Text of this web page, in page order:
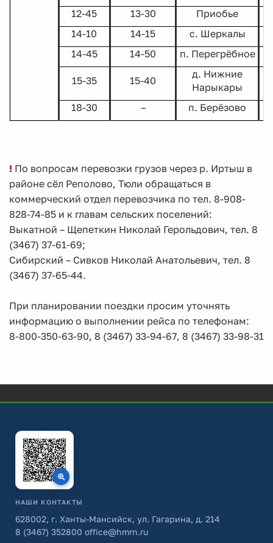
12-45
13-30
Приобье
14-10
14-15
с. Шеркалы
14-45
14-50 п. Перегрёбное
15-35 15-40
д. Нижние
Нарыкары
18-30
– п. Берёзово
! По вопросам перевозки грузов через р. Иртыш в
районе сёл Реполово, Тюли обращаться в
коммерческий отдел перевозчика по тел. 8-908-
828-74-85 и к главам сельских поселений:
Выкатной – Щепеткин Николай Герольдович, тел. 8
(3467) 37-61-69;
Сибирский – Сивков Николай Анатольевич, тел. 8
(3467) 37-65-44.
При планировании поездки просим уточнять
информацию о выполнении рейса по телефонам:
8-800-350-63-90, 8 (3467) 33-94-67, 8 (3467) 33-98-31
НАШИ КОНТАКТЫ
628002, г. Ханты-Мансийск, ул. Гагарина, д. 214
8 (3467) 352800 office@hmrn.ru